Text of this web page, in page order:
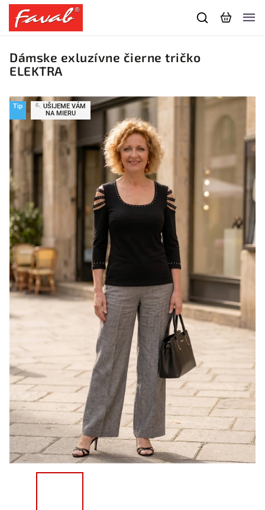
Dámske exluzívne čierne tričko
ELEKTRA
Tip
🪡 UŠIJEME VÁM
NA MIERU